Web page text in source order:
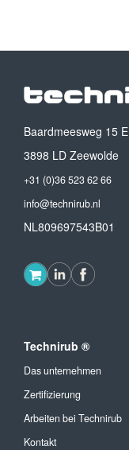
Baardmeesweg 15 E
3898 LD Zeewolde
+31 (0)36 523 62 66
info@technirub.nl
NL809697543B01
Technirub ®
Das unternehmen
Zertifizierung
Arbeiten bei Technirub
Kontakt